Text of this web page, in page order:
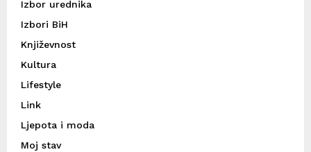
Izbor urednika
Izbori BiH
Književnost
Kultura
Lifestyle
Link
Ljepota i moda
Moj stav